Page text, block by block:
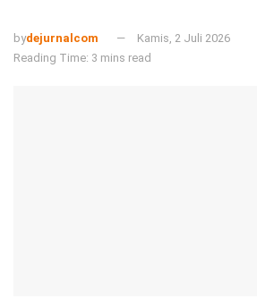
bydejurnalcom
Kamis, 2 Juli 2026
Reading Time: 3 mins read